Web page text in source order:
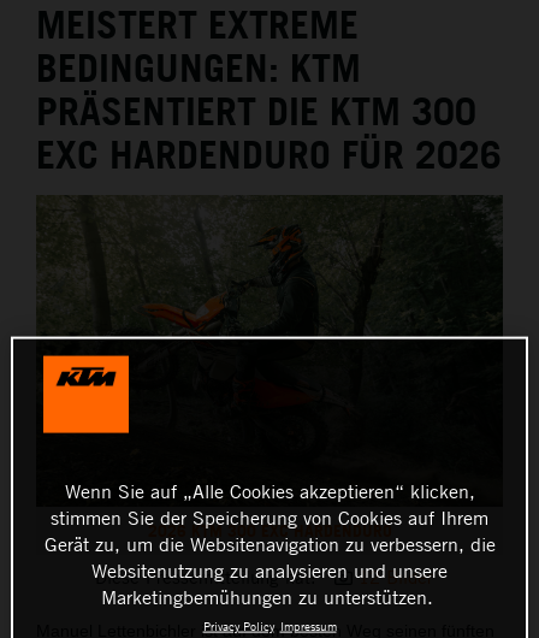
MEISTERT EXTREME
BEDINGUNGEN: KTM
PRÄSENTIERT DIE KTM 300
EXC HARDENDURO FÜR 2026
2026 KTM 300 EXC HARDENDURO
Diese Pressemitteilung hat: 12 Bilder
Manuel Lettenbichler ist auf dem besten Weg seinen fünften
Wenn Sie auf „Alle Cookies akzeptieren“ klicken,
stimmen Sie der Speicherung von Cookies auf Ihrem
Gerät zu, um die Websitenavigation zu verbessern, die
Websitenutzung zu analysieren und unsere
Marketingbemühungen zu unterstützen.
Privacy Policy Impressum